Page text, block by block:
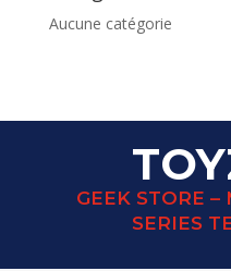
Aucune catégorie
GEEK STORE –
SERIES